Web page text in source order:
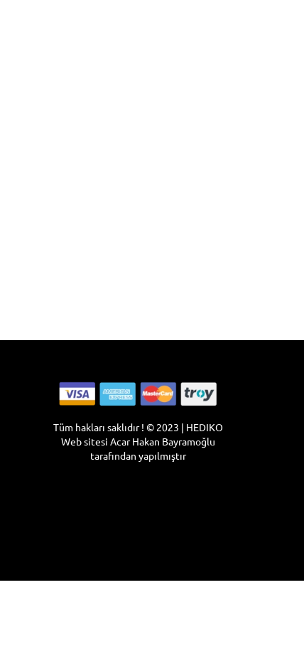
Tüm hakları saklıdır ! © 2023 | HEDIKO
Web sitesiAcar Hakan Bayramoğlu
tarafından yapılmıştır